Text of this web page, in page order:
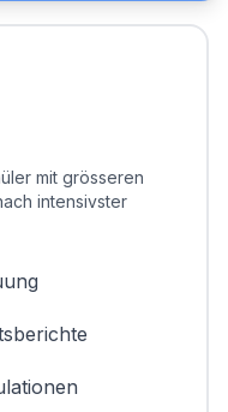
mit grösseren
intensivster